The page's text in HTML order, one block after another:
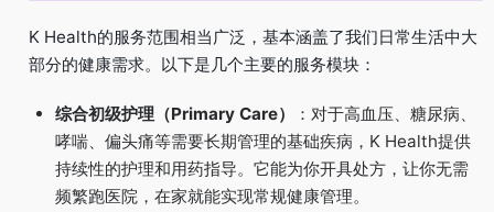
K Health的服务范围相当广泛，基本涵盖了我们日常生活中大
部分的健康需求。以下是几个主要的服务模块：
综合初级护理（Primary Care）
：对于高血压、糖尿病、
哮喘、偏头痛等需要长期管理的基础疾病，K Health提供
持续性的护理和用药指导。它能为你开具处方，让你无需
频繁跑医院，在家就能实现常规健康管理。